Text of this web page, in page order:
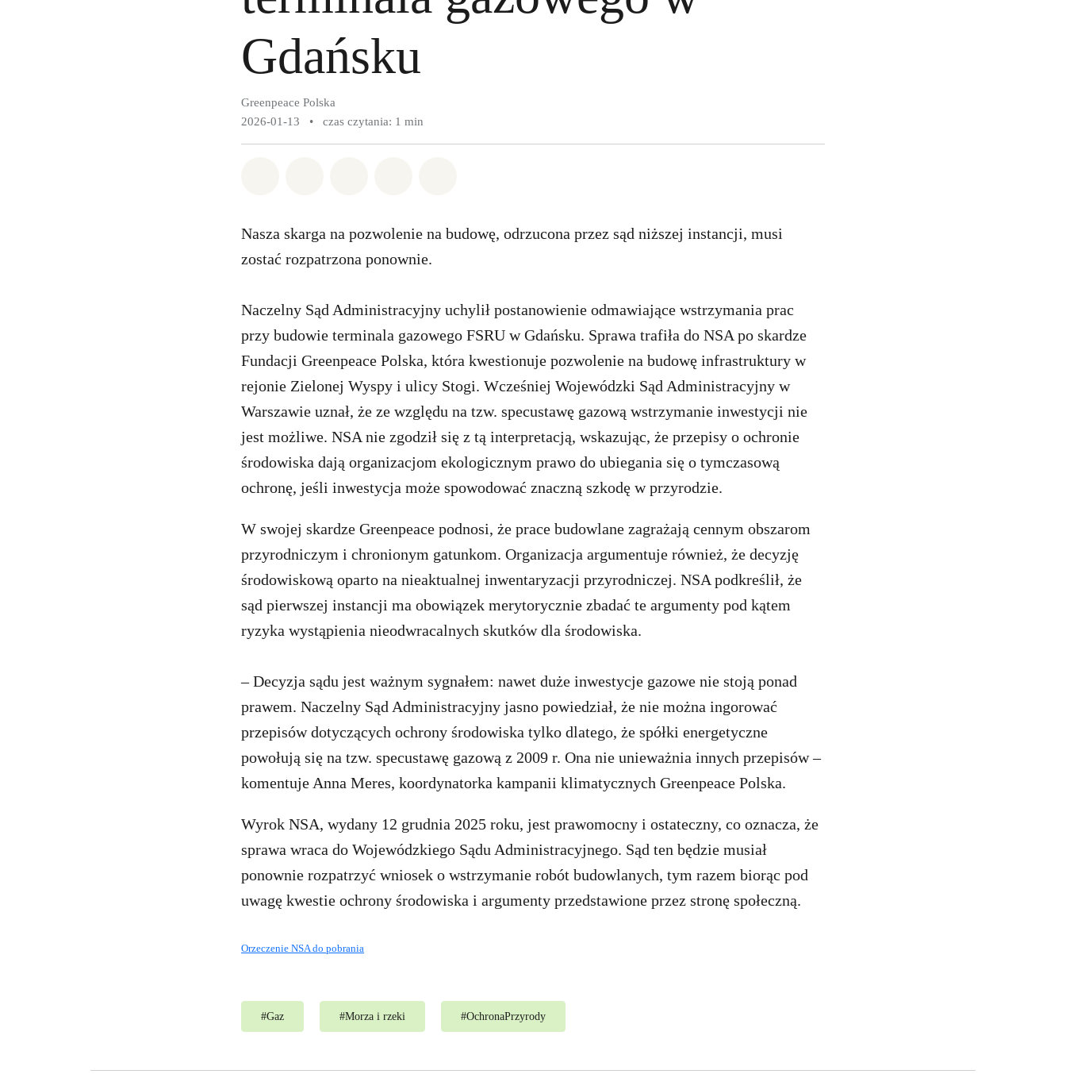
Gdańsku
Greenpeace Polska
2026-01-13
• czas czytania: 1 min
Nasza skarga na pozwolenie na budowę, odrzucona przez sąd niższej instancji, musi
zostać rozpatrzona ponownie.
Naczelny Sąd Administracyjny uchylił postanowienie odmawiające wstrzymania prac
przy budowie terminala gazowego FSRU w Gdańsku. Sprawa trafiła do NSA po skardze
Fundacji Greenpeace Polska, która kwestionuje pozwolenie na budowę infrastruktury w
rejonie Zielonej Wyspy i ulicy Stogi. Wcześniej Wojewódzki Sąd Administracyjny w
Warszawie uznał, że ze względu na tzw. specustawę gazową wstrzymanie inwestycji nie
jest możliwe. NSA nie zgodził się z tą interpretacją, wskazując, że przepisy o ochronie
środowiska dają organizacjom ekologicznym prawo do ubiegania się o tymczasową
ochronę, jeśli inwestycja może spowodować znaczną szkodę w przyrodzie.
W swojej skardze Greenpeace podnosi, że prace budowlane zagrażają cennym obszarom
przyrodniczym i chronionym gatunkom. Organizacja argumentuje również, że decyzję
środowiskową oparto na nieaktualnej inwentaryzacji przyrodniczej. NSA podkreślił, że
sąd pierwszej instancji ma obowiązek merytorycznie zbadać te argumenty pod kątem
ryzyka wystąpienia nieodwracalnych skutków dla środowiska.
– Decyzja sądu jest ważnym sygnałem: nawet duże inwestycje gazowe nie stoją ponad
prawem. Naczelny Sąd Administracyjny jasno powiedział, że nie można ingorować
przepisów dotyczących ochrony środowiska tylko dlatego, że spółki energetyczne
powołują się na tzw. specustawę gazową z 2009 r. Ona nie unieważnia innych przepisów –
komentuje Anna Meres, koordynatorka kampanii klimatycznych Greenpeace Polska.
Wyrok NSA, wydany 12 grudnia 2025 roku, jest prawomocny i ostateczny, co oznacza, że
sprawa wraca do Wojewódzkiego Sądu Administracyjnego. Sąd ten będzie musiał
ponownie rozpatrzyć wniosek o wstrzymanie robót budowlanych, tym razem biorąc pod
uwagę kwestie ochrony środowiska i argumenty przedstawione przez stronę społeczną.
Orzeczenie NSA do pobrania
#Gaz #Morza i rzeki #OchronaPrzyrody